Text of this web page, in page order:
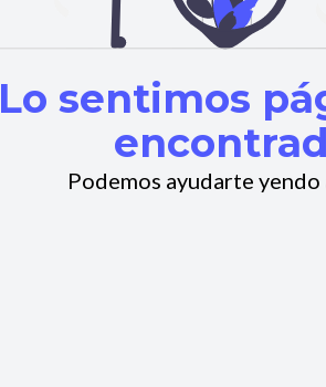
Lo sentimos
Podemos ayudarte yendo